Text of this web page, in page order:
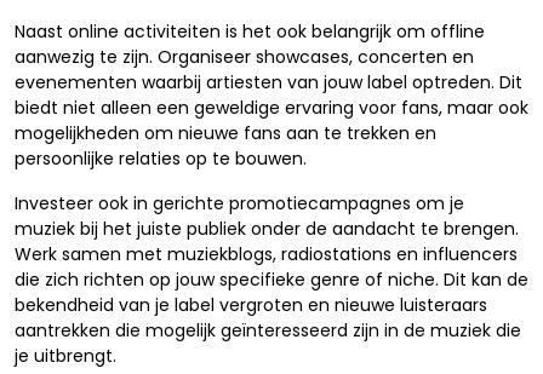
Naast online activiteiten is het ook belangrijk om offline
aanwezig te zijn. Organiseer showcases, concerten en
evenementen waarbij artiesten van jouw label optreden. Dit
biedt niet alleen een geweldige ervaring voor fans, maar ook
mogelijkheden om nieuwe fans aan te trekken en
persoonlijke relaties op te bouwen.
Investeer ook in gerichte promotiecampagnes om je
muziek bij het juiste publiek onder de aandacht te brengen.
Werk samen met muziekblogs, radiostations en influencers
die zich richten op jouw specifieke genre of niche. Dit kan de
bekendheid van je label vergroten en nieuwe luisteraars
aantrekken die mogelijk geïnteresseerd zijn in de muziek die
je uitbrengt.